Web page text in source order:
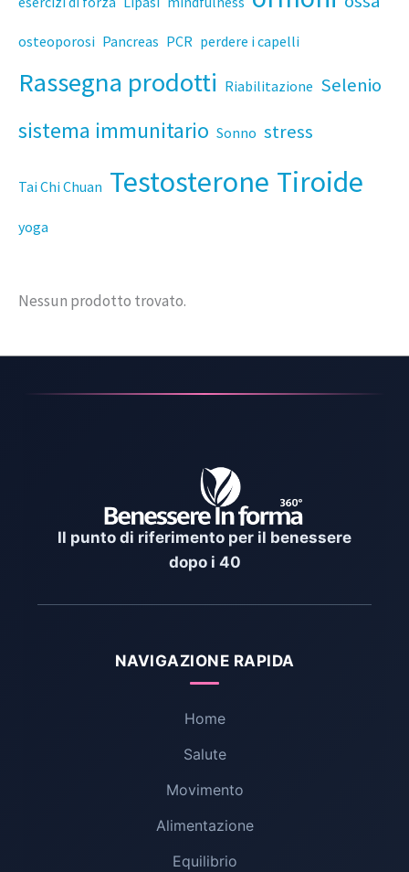
osteoporosi Pancreas PCR perdere i capelli
Rassegna prodotti Riabilitazione Selenio
sistema immunitario Sonno stress
Tai Chi Chuan Testosterone Tiroide
yoga
Nessun prodotto trovato.
Il punto di riferimento per il benessere
dopo i 40
NAVIGAZIONE RAPIDA
Home
Salute
Movimento
Alimentazione
Equilibrio